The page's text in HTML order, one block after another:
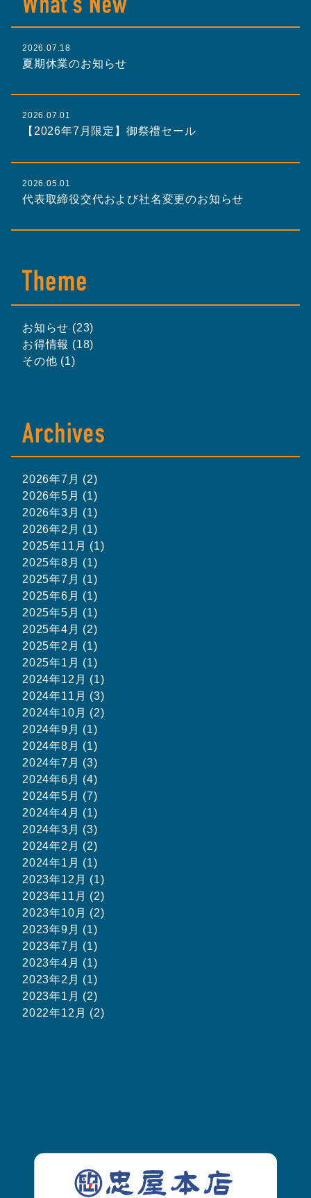
2026.07.18
夏期休業のお知らせ
2026.07.01
【2026年7月限定】御祭禮セール
2026.05.01
代表取締役交代および社名変更のお知らせ
お知らせ (23)
お得情報 (18)
その他 (1)
2026年7月 (2)
2026年5月 (1)
2026年3月 (1)
2026年2月 (1)
2025年11月 (1)
2025年8月 (1)
2025年7月 (1)
2025年6月 (1)
2025年5月 (1)
2025年4月 (2)
2025年2月 (1)
2025年1月 (1)
2024年12月 (1)
2024年11月 (3)
2024年10月 (2)
2024年9月 (1)
2024年8月 (1)
2024年7月 (3)
2024年6月 (4)
2024年5月 (7)
2024年4月 (1)
2024年3月 (3)
2024年2月 (2)
2024年1月 (1)
2023年12月 (1)
2023年11月 (2)
2023年10月 (2)
2023年9月 (1)
2023年7月 (1)
2023年4月 (1)
2023年2月 (1)
2023年1月 (2)
2022年12月 (2)